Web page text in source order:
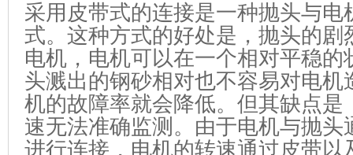
采用皮带式的连接是一种抛头与电
式。这种方式的好处是，抛头的剧
电机，电机可以在一个相对平稳的
头溅出的钢砂相对也不容易对电机
机的故障率就会降低。但其缺点是
速无法准确监测。由于电机与抛头
进行连接，电机的转速通过皮带以